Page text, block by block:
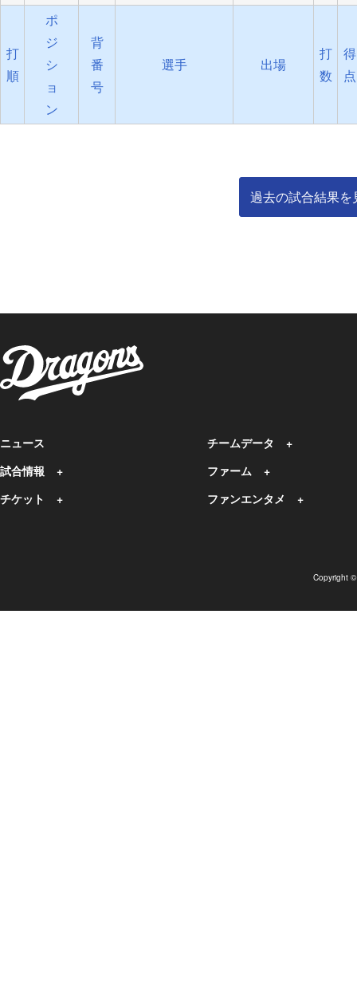
打
順
ポ
ジ
シ
ョ
ン
背
番
号
選手 出場
打
数
得
点
過去の試合結果
ニュース
試合情報
チケット
チームデータ
ファーム
ファンエンタメ
Copyright